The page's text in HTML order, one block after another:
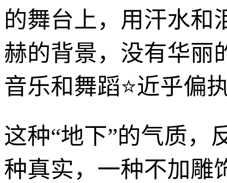
的舞台上，用汗水和
赫的背景，没有华丽
音乐和舞蹈⭐近乎偏
这种“地下”的气质，
种真实，一种不加雕